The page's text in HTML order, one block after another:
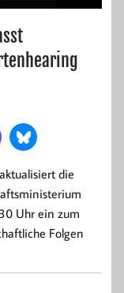
die
Uhr ein zum
Folgen